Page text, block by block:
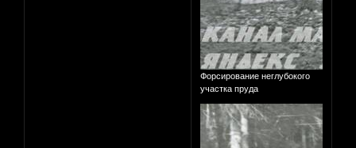
Форсирование неглубокого
участка пруда